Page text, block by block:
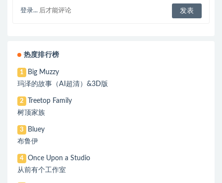
登录... 后才能评论
热度排行榜
1
Big Muzzy
玛泽的故事（AI超清）&3D版
2
Treetop Family
树顶家族
3
Bluey
布鲁伊
4
Once Upon a Studio
从前有个工作室